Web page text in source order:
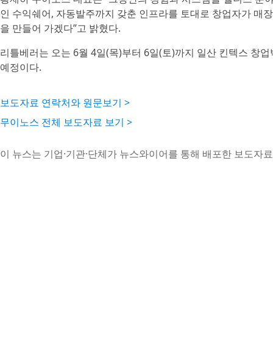
인 수익쉐어, 자동발주까지 갖춘 인프라를 토대로 창업자가 매
을 만들어 가겠다”고 밝혔다.
리틀베러는 오는 6월 4일(목)부터 6일(토)까지 일산 킨텍스 창
예정이다.
보도자료 연락처와 원문보기 >
무이노스 전체 보도자료 보기 >
이 뉴스는 기업·기관·단체가 뉴스와이어를 통해 배포한 보도자